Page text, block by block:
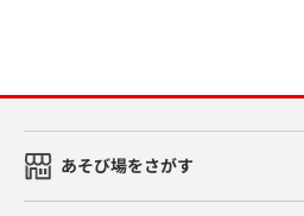
あそび場をさがす